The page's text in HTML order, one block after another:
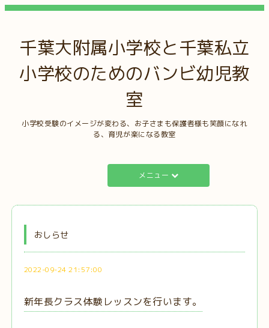
千葉大附属小学校と千葉私立
小学校のためのバンビ幼児教
室
小学校受験のイメージが変わる、お子さまも保護者様も笑顔になれ
る、育児が楽になる教室
メニュー
おしらせ
2022-09-24 21:57:00
新年長クラス体験レッスンを行います。